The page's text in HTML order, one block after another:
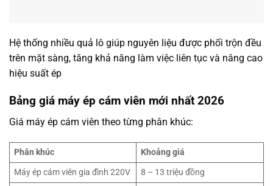
Hệ thống nhiều quả lô giúp nguyên liệu được phối trộn đều
trên mặt sàng, tăng khả năng làm việc liên tục và nâng cao
hiệu suất ép
Bảng giá máy ép cám viên mới nhất 2026
Giá máy ép cám viên theo từng phân khúc:
Phân khúc
Khoảng giá
Máy ép cám viên gia đình 220V
8 – 13 triệu đồng